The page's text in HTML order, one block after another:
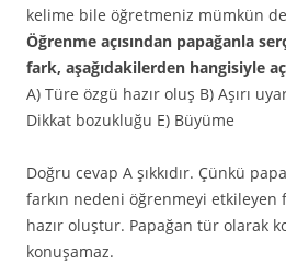
kelime bile öğretmeniz mümkün
Öğrenme açısından papağanla
fark, aşağıdakilerden hangisiyle
A) Türe özgü hazır oluş B) Aşırı
Dikkat bozukluğu E) Büyüme
Doğru cevap A şıkkıdır. Çünkü
farkın nedeni öğrenmeyi
hazır oluştur. Papağan tür olarak
konuşamaz.